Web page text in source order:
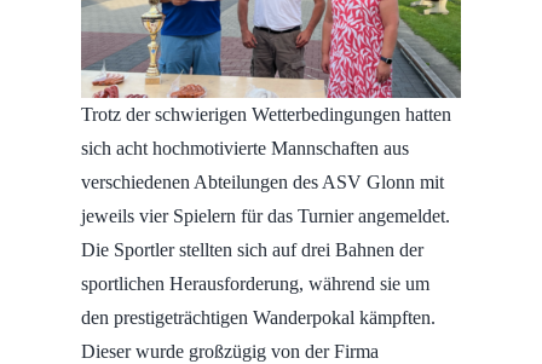
Trotz der schwierigen Wetterbedingungen hatten
sich acht hochmotivierte Mannschaften aus
verschiedenen Abteilungen des ASV Glonn mit
jeweils vier Spielern für das Turnier angemeldet.
Die Sportler stellten sich auf drei Bahnen der
sportlichen Herausforderung, während sie um
den prestigeträchtigen Wanderpokal kämpften.
Dieser wurde großzügig von der Firma